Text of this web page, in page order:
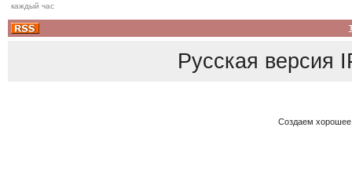
каждый час
Русская версия
Создаем